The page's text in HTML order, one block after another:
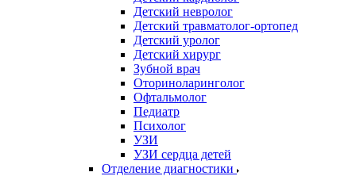
Детский невролог
Детский травматолог-ортопед
Детский уролог
Детский хирург
Зубной врач
Оториноларинголог
Офтальмолог
Педиатр
Психолог
УЗИ
УЗИ сердца детей
Отделение диагностики